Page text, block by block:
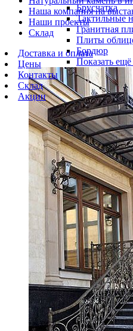
Брусчатка
Тактильные
Гранитная
Плиты
Бордюр
Показать ещё
Наша компания на
Наши проекты
Склад
Доставка и оплата
Цены
Контакты
Склад
Акции